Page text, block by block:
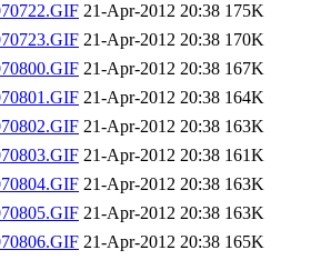
21-Apr-2012 20:38 175K
21-Apr-2012 20:38 170K
21-Apr-2012 20:38 167K
21-Apr-2012 20:38 164K
21-Apr-2012 20:38 163K
21-Apr-2012 20:38 161K
21-Apr-2012 20:38 163K
21-Apr-2012 20:38 163K
21-Apr-2012 20:38 165K